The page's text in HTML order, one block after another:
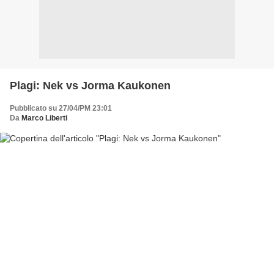
Plagi: Nek vs Jorma Kaukonen
Pubblicato su 27/04/PM 23:01
Da Marco Liberti